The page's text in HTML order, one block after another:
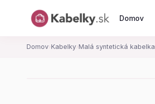
Domov
Domov› Kabelky› Malá syntetická kabelka